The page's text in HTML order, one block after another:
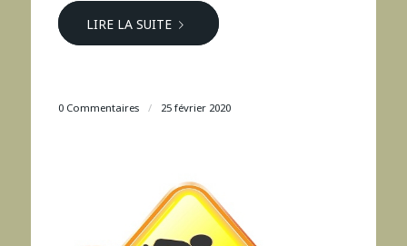
LIRE LA SUITE
0 Commentaires / 25 février 2020